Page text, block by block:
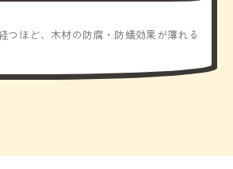
つほど、木材の防腐・防蟻効果が薄れる